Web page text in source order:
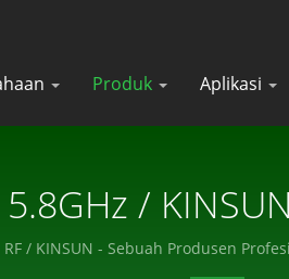
Produk Aplikasi
/
Komponen
/ KINSUN - Sebuah Produsen